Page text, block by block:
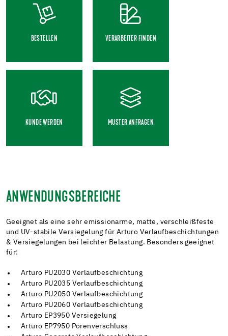
BESTELLEN VERARBEITER FINDEN
KUNDE WERDEN MUSTER ANFRAGEN
ANWENDUNGSBEREICHE
Geeignet als eine sehr emissionarme, matte, verschleißfeste
und UV-stabile Versiegelung für Arturo Verlaufbeschichtungen
& Versiegelungen bei leichter Belastung. Besonders geeignet
für:
Arturo PU2030 Verlaufbeschichtung
Arturo PU2035 Verlaufbeschichtung
Arturo PU2050 Verlaufbeschichtung
Arturo PU2060 Verlaufbeschichtung
Arturo EP3950 Versiegelung
Arturo EP7950 Porenverschluss